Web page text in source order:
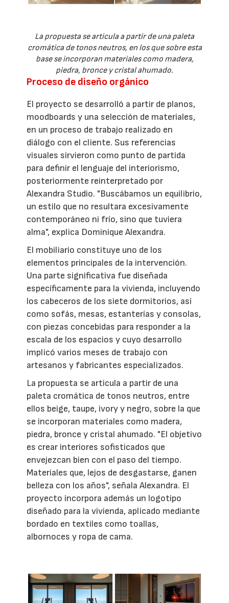
La propuesta se articula a partir de una paleta
cromática de tonos neutros, en los que sobre esta
base se incorporan materiales como madera,
piedra, bronce y cristal ahumado.
Proceso de diseño orgánico
El proyecto se desarrolló a partir de planos,
moodboards y una selección de materiales,
en un proceso de trabajo realizado en
diálogo con el cliente. Sus referencias
visuales sirvieron como punto de partida
para definir el lenguaje del interiorismo,
posteriormente reinterpretado por
Alexandra Studio. "Buscábamos un equilibrio,
un estilo que no resultara excesivamente
contemporáneo ni frío, sino que tuviera
alma", explica Dominique Alexandra.
El mobiliario constituye uno de los
elementos principales de la intervención.
Una parte significativa fue diseñada
específicamente para la vivienda, incluyendo
los cabeceros de los siete dormitorios, así
como sofás, mesas, estanterías y consolas,
con piezas concebidas para responder a la
escala de los espacios y cuyo desarrollo
implicó varios meses de trabajo con
artesanos y fabricantes especializados.
La propuesta se articula a partir de una
paleta cromática de tonos neutros, entre
ellos beige, taupe, ivory y negro, sobre la que
se incorporan materiales como madera,
piedra, bronce y cristal ahumado. "El objetivo
es crear interiores sofisticados que
envejezcan bien con el paso del tiempo.
Materiales que, lejos de desgastarse, ganen
belleza con los años", señala Alexandra. El
proyecto incorpora además un logotipo
diseñado para la vivienda, aplicado mediante
bordado en textiles como toallas,
albornoces y ropa de cama.